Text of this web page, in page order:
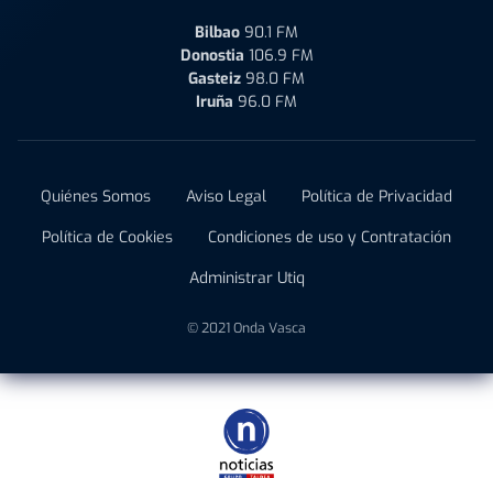
Bilbao 90.1 FM
Donostia 106.9 FM
Gasteiz 98.0 FM
Iruña 96.0 FM
Quiénes Somos Aviso Legal
Política de Privacidad
Política de Cookies
Condiciones de uso y Contratación
Administrar Utiq
© 2021 Onda Vasca